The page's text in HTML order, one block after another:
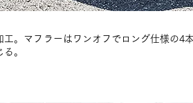
工。マフラーはワンオフでロング仕様の4
。